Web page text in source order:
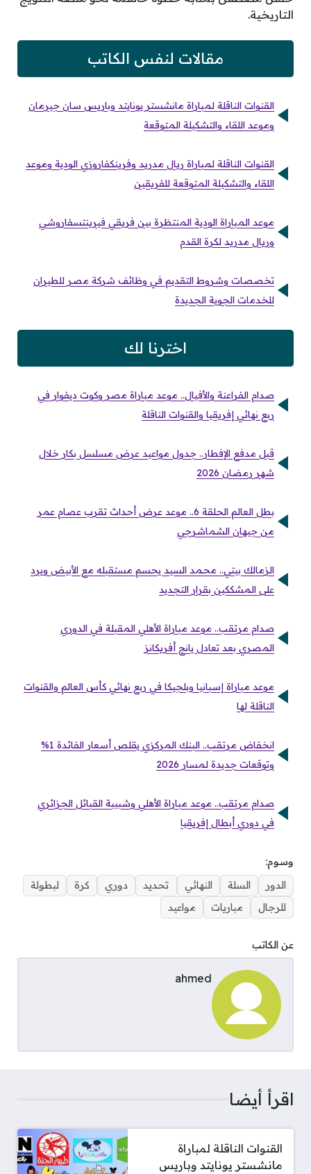
التاريخية.
مقالات لنفس الكاتب
القنوات الناقلة لمباراة مانشستر يونايتد وباريس سان جيرمان
وموعد اللقاء والتشكيلة المتوقعة
القنوات الناقلة لمباراة ريال مدريد وفرينكفاروزي الودية وموعد
اللقاء والتشكيلة المتوقعة للفريقين
موعد المباراة الودية المنتظرة بين فريقي فيرينتسفاروشي
وريال مدريد لكرة القدم
تخصصات وشروط التقديم في وظائف شركة مصر للطيران
للخدمات الجوية الجديدة
اخترنا لك
صدام الفراعنة والأفيال.. موعد مباراة مصر وكوت ديفوار في
ربع نهائي إفريقيا والقنوات الناقلة
قبل مدفع الإفطار.. جدول مواعيد عرض مسلسل بكار خلال
شهر رمضان 2026
بطل العالم الحلقة 6.. موعد عرض أحداث تقرب عصام عمر
من جيهان الشماشرجي
الزمالك بيتي.. محمد السيد يحسم مستقبله مع الأبيض ويرد
على المشككين بقرار التجديد
صدام مرتقب.. موعد مباراة الأهلي المقبلة في الدوري
المصري بعد تعادل يانج أفريكانز
موعد مباراة إسبانيا وبلجيكا في ربع نهائي كأس العالم والقنوات
الناقلة لها
انخفاض مرتقب.. البنك المركزي يقلص أسعار الفائدة 1%
وتوقعات جديدة لمسار 2026
صدام مرتقب.. موعد مباراة الأهلي وشبيبة القبائل الجزائري
في دوري أبطال إفريقيا
وسوم:
الدور
السلة النهائي تحديد دوري كرة
لبطولة
للرجال
مباريات مواعيد
عن الكاتب
ahmed
اقرأ أيضا
القنوات الناقلة لمباراة
مانشستر يونايتد وباريس